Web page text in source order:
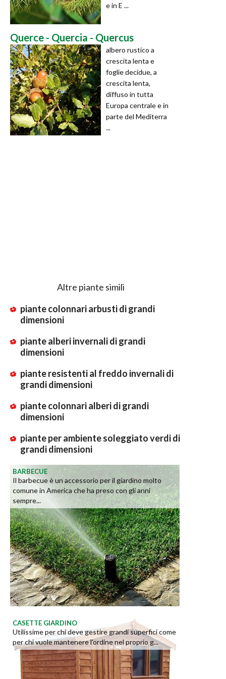
e in E ...
Querce - Quercia - Quercus
albero rustico a
crescita lenta e
foglie decidue, a
crescita lenta,
diffuso in tutta
Europa centrale e in
parte del Mediterra
...
Altre piante simili
piante colonnari arbusti di grandi
dimensioni
piante alberi invernali di grandi
dimensioni
piante resistenti al freddo invernali di
grandi dimensioni
piante colonnari alberi di grandi
dimensioni
piante per ambiente soleggiato verdi di
grandi dimensioni
BARBECUE
Il barbecue è un accessorio per il giardino molto
comune in America che ha preso con gli anni
sempre...
CASETTE GIARDINO
Utilissime per chi deve gestire grandi superfici come
per chi vuole mantenere l'ordine nel proprio g...